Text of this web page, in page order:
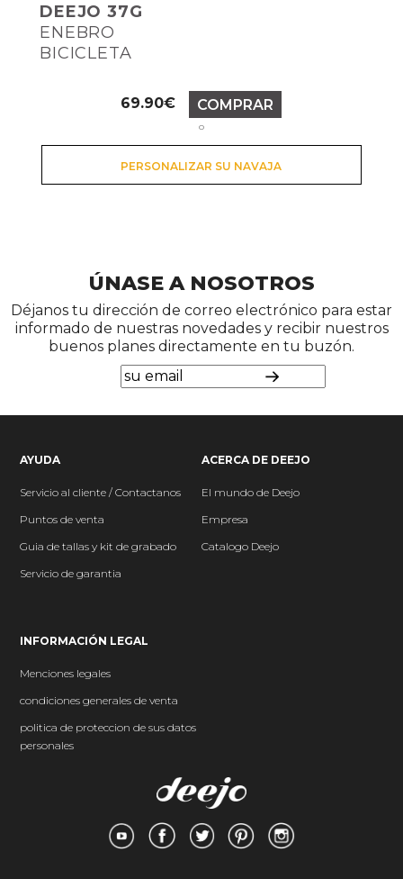
DEEJO 37G
ENEBRO
BICICLETA
Precio
69.90€ COMPRAR
o
PERSONALIZAR SU NAVAJA
ÚNASE A NOSOTROS
Déjanos tu dirección de correo electrónico para estar
informado de nuestras novedades y recibir nuestros
buenos planes directamente en tu buzón.
AYUDA
Servicio al cliente / Contactanos
Puntos de venta
Guia de tallas y kit de grabado
Servicio de garantia
ACERCA DE DEEJO
El mundo de Deejo
Empresa
Catalogo Deejo
INFORMACIÓN LEGAL
Menciones legales
condiciones generales de venta
politica de proteccion de sus datos
personales